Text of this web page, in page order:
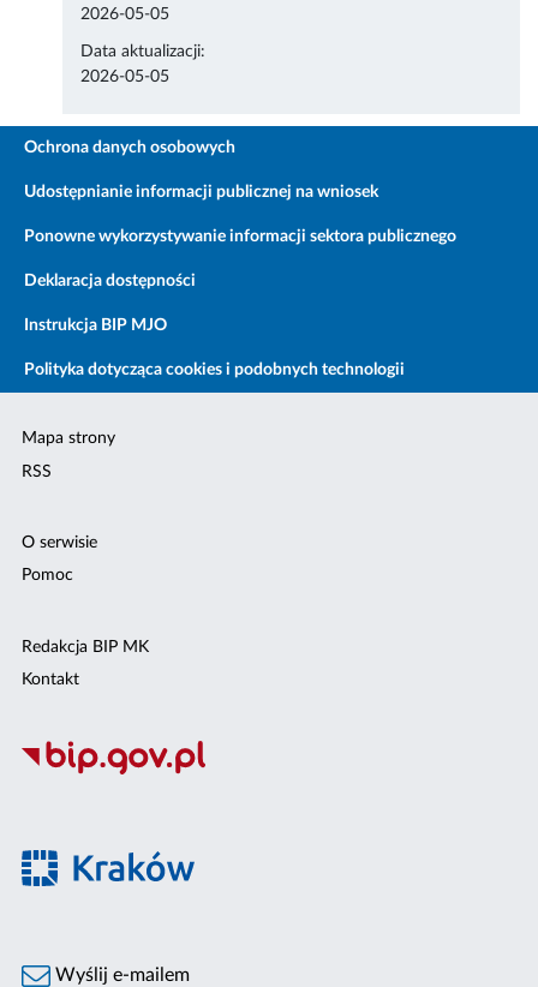
2026-05-05
Data aktualizacji:
2026-05-05
Ochrona danych osobowych
Udostępnianie informacji publicznej na wniosek
Ponowne wykorzystywanie informacji sektora publicznego
Deklaracja dostępności
Instrukcja BIP MJO
Polityka dotycząca cookies i podobnych technologii
Mapa strony
RSS
O serwisie
Pomoc
Redakcja BIP MK
Kontakt
Wyślij e-mailem